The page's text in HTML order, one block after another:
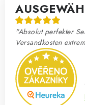
"Absolut perfekter
Versandkosten